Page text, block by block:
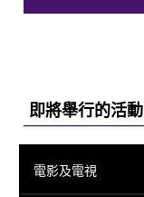
即將舉行的活動
電影及電視